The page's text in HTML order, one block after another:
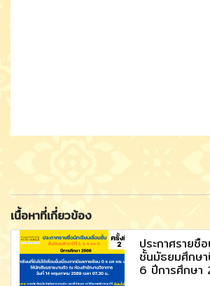
เนื้อหาที่เกี่ยวข้อง
ประกาศรายชื่
ชั้นมัธยมศึกษ
6 ปีการศึกษ